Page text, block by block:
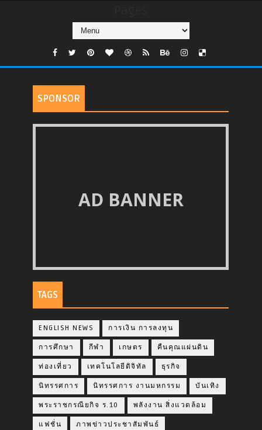
SPONSOR
AD BANNER
TAGS
ENGLISH NEWS การเงิน การลงทุน
การศึกษา กีฬา เกษตร คืนคุณแผ่นดิน
ท่องเที่ยว เทคโนโลยีดิจิทัล ธุรกิจ
นิทรรศการ นิทรรศการ งานมหกรรม บันเทิง
พระราชกรณียกิจ ร.10 พลังงาน สิ่งแวดล้อม
แฟชั่น ภาพข่าวประชาสัมพันธ์